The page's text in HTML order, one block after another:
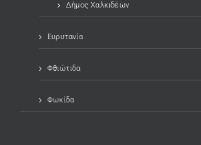
Δήμος Χαλκιδέων
Ευρυτανία
Φθιώτιδα
Φωκίδα